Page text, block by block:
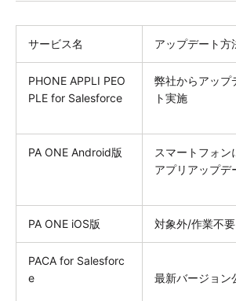
サービス名 アップデート方
PHONE APPLI PEO
PLE for Salesforce
弊社からアップ
ト実施
PA ONE Android版
スマートフォン
アプリアップデ
PA ONE iOS版 対象外/作業不要
PACA for Salesforc
e
最新バージョン